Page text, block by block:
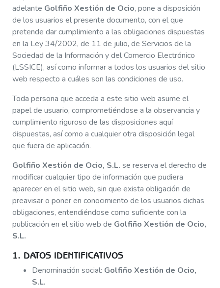
adelante Golfiño Xestión de Ocio, pone a disposición
de los usuarios el presente documento, con el que
pretende dar cumplimiento a las obligaciones dispuestas
en la Ley 34/2002, de 11 de julio, de Servicios de la
Sociedad de la Información y del Comercio Electrónico
(LSSICE), así como informar a todos los usuarios del sitio
web respecto a cuáles son las condiciones de uso.
Toda persona que acceda a este sitio web asume el
papel de usuario, comprometiéndose a la observancia y
cumplimiento riguroso de las disposiciones aquí
dispuestas, así como a cualquier otra disposición legal
que fuera de aplicación.
Golfiño Xestión de Ocio, S.L. se reserva el derecho de
modificar cualquier tipo de información que pudiera
aparecer en el sitio web, sin que exista obligación de
preavisar o poner en conocimiento de los usuarios dichas
obligaciones, entendiéndose como suficiente con la
publicación en el sitio web de Golfiño Xestión de Ocio,
S.L.
1. DATOS IDENTIFICATIVOS
Denominación social: Golfiño Xestión de Ocio,
S.L.